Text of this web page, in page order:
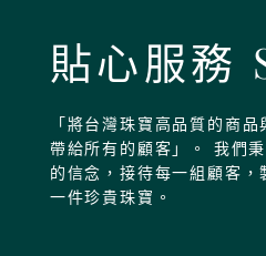
貼心服務
「將台灣珠寶高品質的商品
帶給所有的顧客」。 我們
的信念，接待每一組顧客，
一件珍貴珠寶。